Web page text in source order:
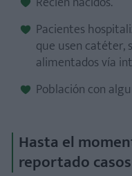
Pacientes
que usen catéter,
alimentados vía
Población con
Hasta el
reportado